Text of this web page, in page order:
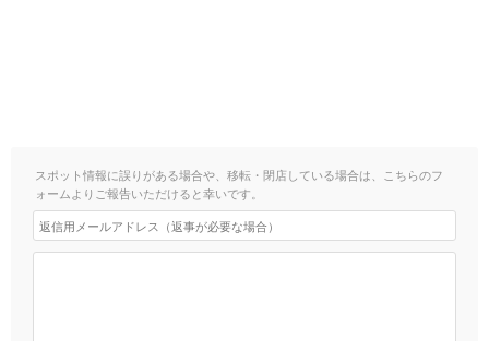
スポット情報に誤りがある場合や、移転・閉店している場合は、こちらのフ
ォームよりご報告いただけると幸いです。